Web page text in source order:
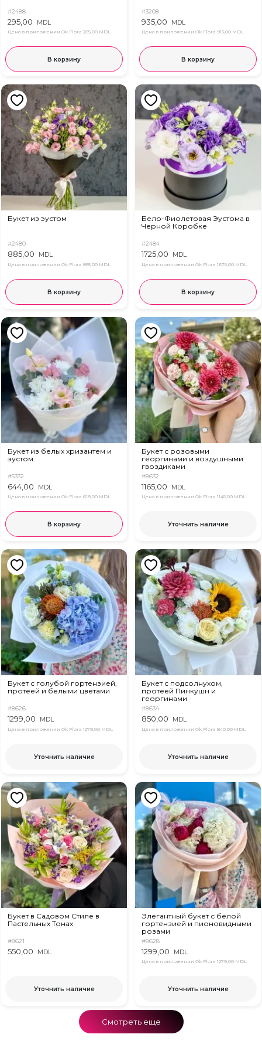
#2488
295,00 MDL
Цена в приложении Ok Flora 285,00 MDL
В корзину
#3208
935,00 MDL
Цена в приложении Ok Flora 913,00 MDL
В корзину
Букет из эустом
#2480
885,00 MDL
Цена в приложении Ok Flora 855,00 MDL
В корзину
Бело-Фиолетовая Эустома в
Черной Коробке
#2484
1725,00 MDL
Цена в приложении Ok Flora 1675,00 MDL
В корзину
Букет из белых хризантем и
эустом
#5332
644,00 MDL
Цена в приложении Ok Flora 618,00 MDL
В корзину
Букет с розовыми
георгинами и воздушными
гвоздиками
#8632
1165,00 MDL
Цена в приложении Ok Flora 1145,00 MDL
Уточнить наличие
Букет с голубой гортензией,
протеей и белыми цветами
#8626
1299,00 MDL
Цена в приложении Ok Flora 1279,00 MDL
Уточнить наличие
Букет с подсолнухом,
протеей Пинкушн и
георгинами
#8634
850,00 MDL
Цена в приложении Ok Flora 840,00 MDL
Уточнить наличие
Букет в Садовом Стиле в
Пастельных Тонах
#8621
550,00 MDL
Уточнить наличие
Элегантный букет с белой
гортензией и пионовидными
розами
#8628
1299,00 MDL
Цена в приложении Ok Flora 1279,00 MDL
Уточнить наличие
Смотреть еще